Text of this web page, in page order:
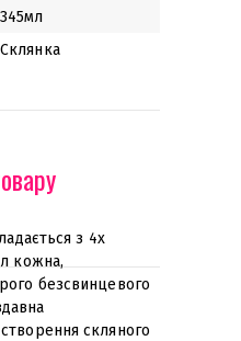
345мл
Склянка
з 4х
кожна,
безсвинцевого
скляного